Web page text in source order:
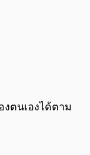
งตนเองได้ตาม